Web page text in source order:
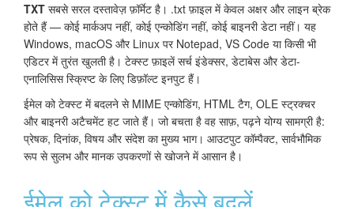
TXT सबसे सरल दस्तावेज़ फ़ॉर्मेट है। .txt फ़ाइल में केवल अक्षर और लाइन ब्रेक
होते हैं — कोई मार्कअप नहीं, कोई एन्कोडिंग नहीं, कोई बाइनरी डेटा नहीं। यह
Windows, macOS और Linux पर Notepad, VS Code या किसी भी
एडिटर में तुरंत खुलती है। टेक्स्ट फ़ाइलें सर्च इंडेक्सर, डेटाबेस और डेटा-
एनालिसिस स्क्रिप्ट के लिए डिफ़ॉल्ट इनपुट हैं।
ईमेल को टेक्स्ट में बदलने से MIME एन्कोडिंग, HTML टैग, OLE स्ट्रक्चर
और बाइनरी अटैचमेंट हट जाते हैं। जो बचता है वह साफ़, पढ़ने योग्य सामग्री है:
प्रेषक, दिनांक, विषय और संदेश का मुख्य भाग। आउटपुट कॉम्पैक्ट, सार्वभौमिक
रूप से सुलभ और मानक उपकरणों से खोजने में आसान है।